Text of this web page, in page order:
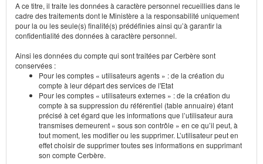
A ce titre, il traite les données à caractère personnel recueillies dans le
cadre des traitements dont le Ministère a la responsabilité uniquement
pour la ou les seule(s) finalité(s) prédéfinies ainsi qu’à garantir la
confidentialité des données à caractère personnel.
Ainsi les données du compte qui sont traitées par Cerbère sont
conservées :
Pour les comptes « utilisateurs agents » : de la création du
compte à leur départ des services de l'Etat
Pour les comptes « utilisateurs externes » : de la création du
compte à sa suppression du référentiel (table annuaire) étant
précisé à cet égard que les informations que l’utilisateur aura
transmises demeurent « sous son contrôle » en ce qu’il peut, à
tout moment, les modifier ou les supprimer. L’utilisateur peut en
effet choisir de supprimer toutes ses informations en supprimant
son compte Cerbère.